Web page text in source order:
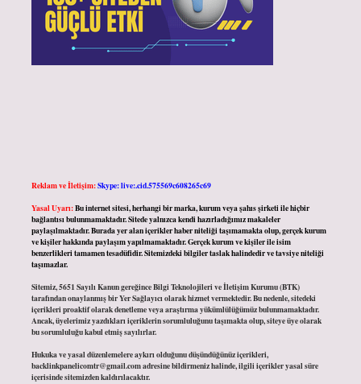
Reklam ve İletişim:Skype: live:.cid.575569c608265c69
Yasal Uyarı:Bu internet sitesi, herhangi bir marka, kurum veya şahıs şirketi ile hiçbir
bağlantısı bulunmamaktadır. Sitede yalnızca kendi hazırladığımız makaleler
paylaşılmaktadır. Burada yer alan içerikler haber niteliği taşımamakta olup, gerçek kurum
ve kişiler hakkında paylaşım yapılmamaktadır. Gerçek kurum ve kişiler ile isim
benzerlikleri tamamen tesadüfidir. Sitemizdeki bilgiler taslak halindedir ve tavsiye niteliği
taşımazlar.
Sitemiz, 5651 Sayılı Kanun gereğince Bilgi Teknolojileri ve İletişim Kurumu (BTK)
tarafından onaylanmış bir Yer Sağlayıcı olarak hizmet vermektedir. Bu nedenle, sitedeki
içerikleri proaktif olarak denetleme veya araştırma yükümlülüğümüz bulunmamaktadır.
Ancak, üyelerimiz yazdıkları içeriklerin sorumluluğunu taşımakta olup, siteye üye olarak
bu sorumluluğu kabul etmiş sayılırlar.
Hukuka ve yasal düzenlemelere aykırı olduğunu düşündüğünüz içerikleri,
backlinkpanelicomtr@gmail.comadresine bildirmeniz halinde, ilgili içerikler yasal süre
içerisinde sitemizden kaldırılacaktır.